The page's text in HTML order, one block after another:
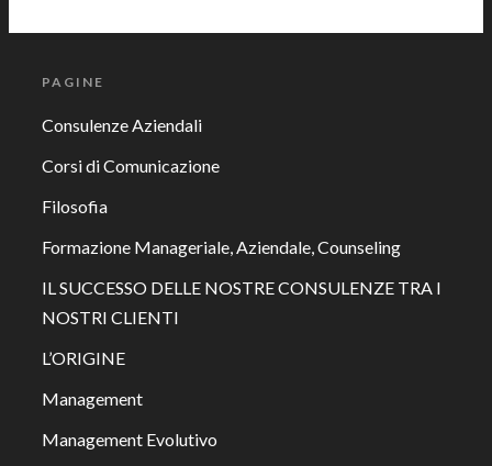
PAGINE
Consulenze Aziendali
Corsi di Comunicazione
Filosofia
Formazione Manageriale, Aziendale, Counseling
IL SUCCESSO DELLE NOSTRE CONSULENZE TRA I
NOSTRI CLIENTI
L’ORIGINE
Management
Management Evolutivo